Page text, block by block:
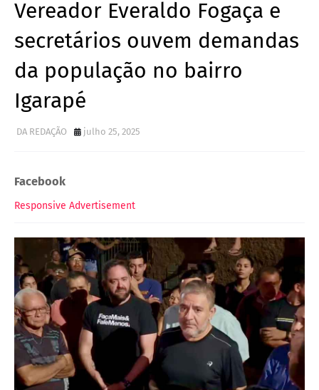
Vereador Everaldo Fogaça e
secretários ouvem demandas
da população no bairro
Igarapé
DA REDAÇÃO julho 25, 2025
Facebook
Responsive Advertisement